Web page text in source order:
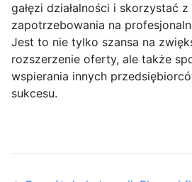
gałęzi działalności i skorzystać
zapotrzebowania na
Jest to nie tylko szansa na
rozszerzenie oferty, ale także
wspierania innych
sukcesu.